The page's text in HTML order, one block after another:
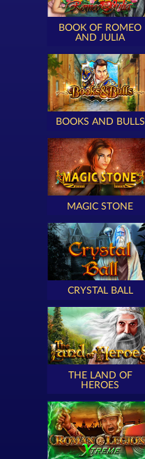
BOOK OF ROMEO
AND JULIA
BOOKS AND BULLS
MAGIC STONE
CRYSTAL BALL
THE LAND OF
HEROES